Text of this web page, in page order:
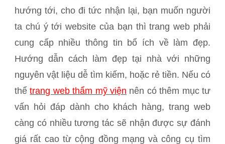
hướng tới, cho đi tức nhận lại, bạn muốn người
ta chú ý tới website của bạn thì trang web phải
cung cấp nhiều thông tin bổ ích về làm đẹp.
Hướng dẫn cách làm đẹp tại nhà với những
nguyên vật liệu dễ tìm kiếm, hoặc rẻ tiền. Nếu có
thểtrang web thẩm mỹ viện nên có thêm mục tư
vấn hỏi đáp dành cho khách hàng, trang web
càng có nhiều tương tác sẽ nhận được sự đánh
giá rất cao từ cộng đồng mạng và công cụ tìm